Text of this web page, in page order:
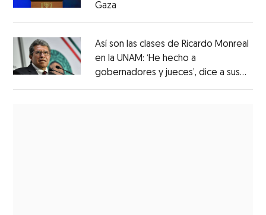
Gaza
Así son las clases de Ricardo Monreal
en la UNAM: ‘He hecho a
gobernadores y jueces’, dice a sus